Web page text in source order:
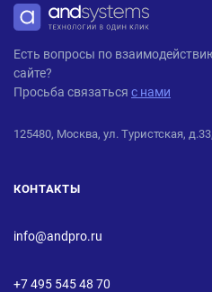
ANDPRO
Есть вопросы по
сайте?
Просьба связаться с нами
125480, Москва, ул. Туристская,
КОНТАКТЫ
info@andpro.ru
+7 495 545 48 70